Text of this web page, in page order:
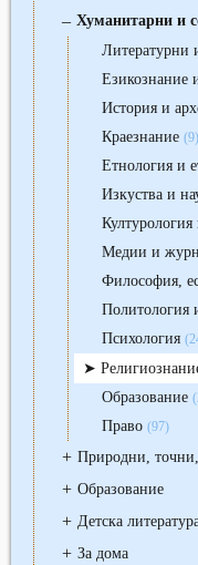
‒ Хуманитарни и
Литературни
Езикознание
История и
Краезнание (9)
Етнология и
Изкуства и
Медии и
Философия,
Политология
Психология
Образование
Право (97)
+ Природни,
+ Образование
+ Детска
+ За дома